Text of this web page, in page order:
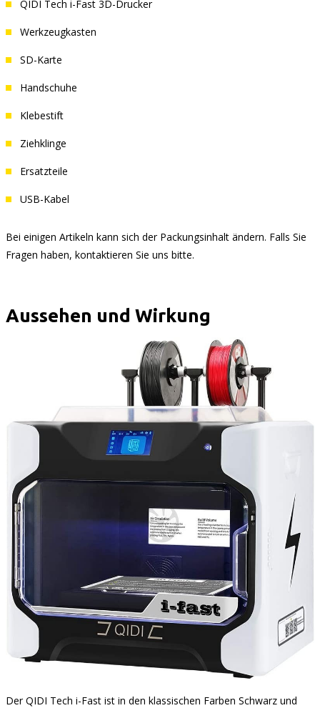
QIDI Tech i-Fast 3D-Drucker
Werkzeugkasten
SD-Karte
Handschuhe
Klebestift
Ziehklinge
Ersatzteile
USB-Kabel
Bei einigen Artikeln kann sich der Packungsinhalt ändern. Falls Sie
Fragen haben, kontaktieren Sie uns bitte.
Aussehen und Wirkung
Der QIDI Tech i-Fast ist in den klassischen Farben Schwarz und